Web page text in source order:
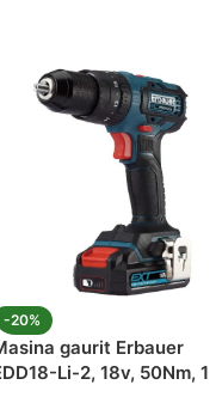
-20%
gaurit Erbauer
Li-2, 18v, 50Nm, 1